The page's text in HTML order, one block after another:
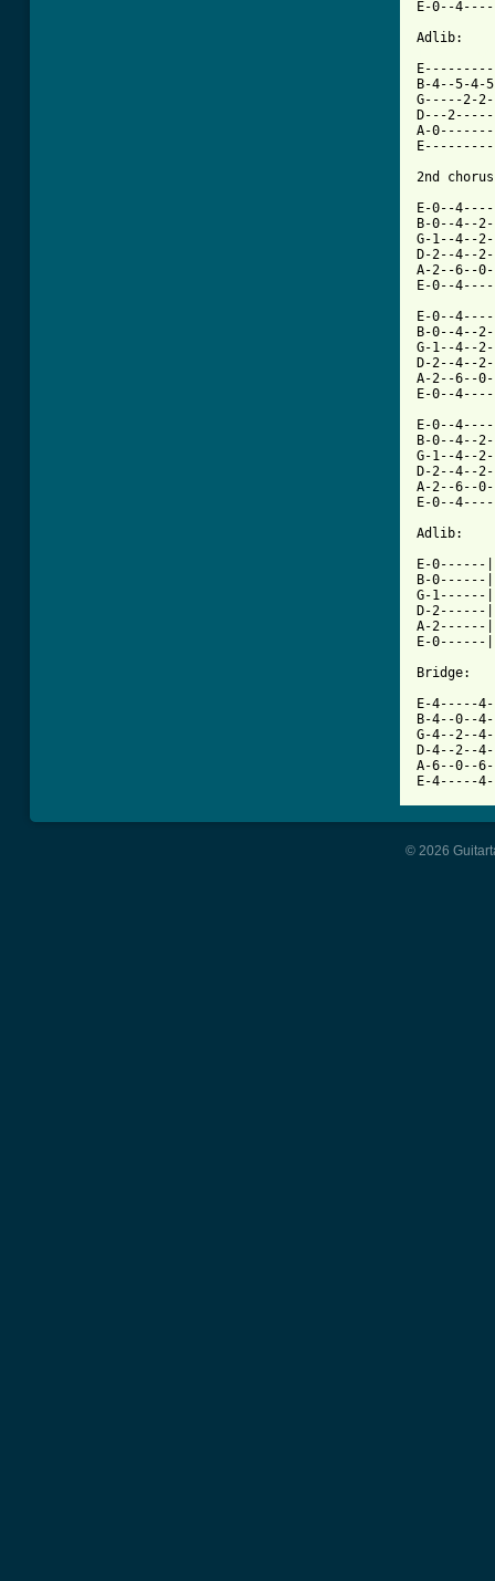
E-0--
B-4--5-4-
G-----2-
D---
A-
2nd
E-0--
B-0--4--
G-1--4--
D-2--4--
A-2--6--
E-0--
E-0--
B-0--4--
G-1--4--
D-2--4--
A-2--6--
E-0--
E-0--
B-0--4--
G-1--4--
D-2--4--
A-2--6--
E-0--
Adlib:
E-0------|
B-0------|
G-1------
D-2------
A-2------|
E-0------|
Bridge:
E-4-----
B-4--0--
G-4--2--
D-4--2--
A-6--0--
E-4-----
© 2026